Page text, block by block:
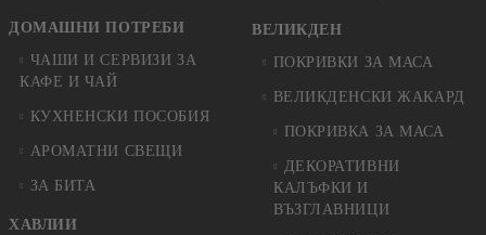
ДОМАШНИ ПОТРЕБИ
ЧАШИ И СЕРВИЗИ ЗА
КАФЕ И ЧАЙ
КУХНЕНСКИ ПОСОБИЯ
АРОМАТНИ СВЕЩИ
ЗА БИТА
ХАВЛИИ
ВЕЛИКДЕН
ПОКРИВКИ ЗА МАСА
ВЕЛИКДЕНСКИ ЖАКАРД
ПОКРИВКА ЗА МАСА
ДЕКОРАТИВНИ
КАЛЪФКИ И
ВЪЗГЛАВНИЦИ